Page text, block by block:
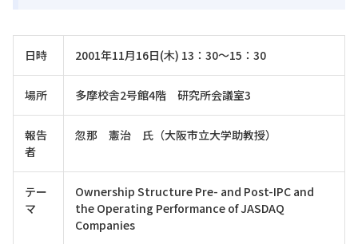
日時 2001年11月16日(木) 13：30～15：30
場所 多摩校舎2号館4階 研究所会議室3
報告
者
忽那 憲治 氏（大阪市立大学助教授）
テー
マ
Ownership Structure Pre- and Post-IPC and
the Operating Performance of JASDAQ
Companies